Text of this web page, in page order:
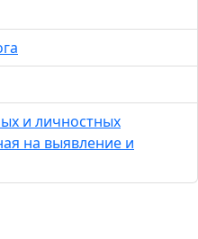
и личностных
на выявление и